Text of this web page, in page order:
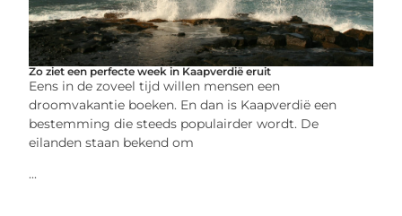
Zo ziet een perfecte week in Kaapverdië eruit
Eens in de zoveel tijd willen mensen een
droomvakantie boeken. En dan is Kaapverdië een
bestemming die steeds populairder wordt. De
eilanden staan bekend om
...